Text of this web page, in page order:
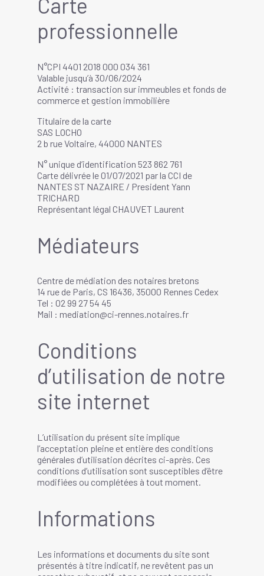
professionnelle
N°CPI 4401 2018 000 034 361
Valable jusqu’à 30/06/2024
Activité : transaction sur immeubles et fonds de
commerce et gestion immobilière
Titulaire de la carte
SAS LOCHO
2 b rue Voltaire, 44000 NANTES
N° unique d’identification 523 862 761
Carte délivrée le 01/07/2021 par la CCI de
NANTES ST NAZAIRE / President Yann
TRICHARD
Représentant légal CHAUVET Laurent
Médiateurs
Centre de médiation des notaires bretons
14 rue de Paris, CS 16436, 35000 Rennes Cedex
Tel : 02 99 27 54 45
Mail : mediation@ci-rennes.notaires.fr
Conditions
d’utilisation de notre
site internet
L’utilisation du présent site implique
l’acceptation pleine et entière des conditions
générales d’utilisation décrites ci-après. Ces
conditions d’utilisation sont susceptibles d’être
modifiées ou complétées à tout moment.
Informations
Les informations et documents du site sont
présentés à titre indicatif, ne revêtent pas un